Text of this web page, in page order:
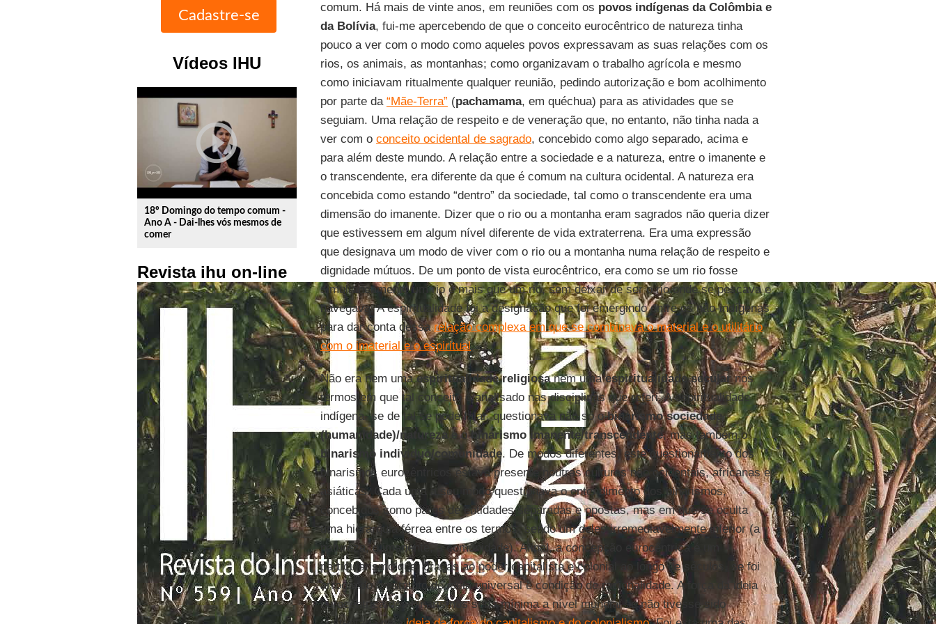
Vídeos IHU
play_circle_outline
18º Domingo do tempo comum -
Ano A - Dai-lhes vós mesmos de
comer
Revista ihu on-line
comum. Há mais de vinte anos, em reuniões com os povos indígenas da Colômbia e
da Bolívia, fui-me apercebendo de que o conceito eurocêntrico de natureza tinha
pouco a ver com o modo como aqueles povos expressavam as suas relações com os
rios, os animais, as montanhas; como organizavam o trabalho agrícola e mesmo
como iniciavam ritualmente qualquer reunião, pedindo autorização e bom acolhimento
por parte da “Mãe-Terra” (pachamama, em quéchua) para as atividades que se
seguiam. Uma relação de respeito e de veneração que, no entanto, não tinha nada a
ver com o conceito ocidental de sagrado, concebido como algo separado, acima e
para além deste mundo. A relação entre a sociedade e a natureza, entre o imanente e
o transcendente, era diferente da que é comum na cultura ocidental. A natureza era
concebida como estando “dentro” da sociedade, tal como o transcendente era uma
dimensão do imanente. Dizer que o rio ou a montanha eram sagrados não queria dizer
que estivessem em algum nível diferente de vida extraterrena. Era uma expressão
que designava um modo de viver com o rio ou a montanha numa relação de respeito e
dignidade mútuos. De um ponto de vista eurocêntrico, era como se um rio fosse
simultaneamente um rio e mais que um rio, sem deixar de ser o rio onde se pescava e
navegava. A espiritualidade foi a designação que foi emergindo entre os não-indígenas
para dar conta dessarelação complexa em que se combinava o material e o utilitário
com o imaterial e o espiritual.
Não era nem umaespiritualidade religiosanem umaespiritualidade secularnos
termos em que tal conceito é analisado nas disciplinas que referi. A espiritualidade
indígena, se de tal se pode falar, questionava não só obinarismo sociedade
(humanidade)/naturezae obinarismo imanente/transcendente, mas também o
binarismo indivíduo/comunidade. De modos diferentes, este questionamento dos
binarismos eurocêntricos estava presente noutras culturas não ocidentais, africanas e
asiáticas. Cada uma a seu modo questionava o entendimento dos binarismos,
concebidos como pares de entidades separadas e opostas, mas em que se oculta
uma hierarquia férrea entre os termos, sendo um deles irremediavelmente inferior (a
natureza, o imanente, a comunidade). Afinal, a concepção eurocêntrica é um
particularismo que, graças ao poder capitalista e colonial ao longo de séculos, se foi
arrogando o estatuto de ideia universal e condição de racionalidade. A força da ideia
eurocêntrica dos binarismos seria mínima a nível mundial se não tivesse sido